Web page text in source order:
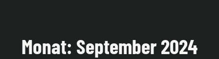
Monat: September 2024